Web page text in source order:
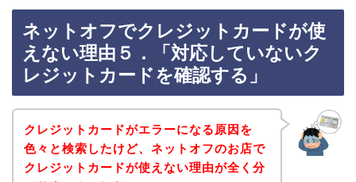
ネットオフでクレジットカードが使
えない理由５．「対応していないク
レジットカードを確認する」
クレジットカードがエラーになる原因を
色々と検索したけど、ネットオフのお店で
クレジットカードが使えない理由が全く分